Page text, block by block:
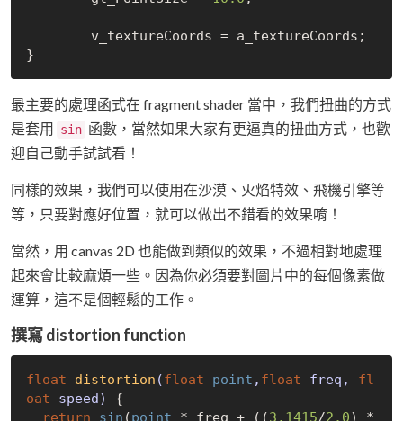
最主要的處理函式在 fragment shader 當中，我們扭曲的方式
是套用
sin 函數，當然如果大家有更逼真的扭曲方式，也歡
迎自己動手試試看！
同樣的效果，我們可以使用在沙漠、火焰特效、飛機引擎等
等，只要對應好位置，就可以做出不錯看的效果唷！
當然，用 canvas 2D 也能做到類似的效果，不過相對地處理
起來會比較麻煩一些。因為你必須要對圖片中的每個像素做
運算，這不是個輕鬆的工作。
撰寫 distortion function
float distortion (float point , float freq, fl
oat speed)
{
return
sin (point * freq + ((3.1415/2.0) *